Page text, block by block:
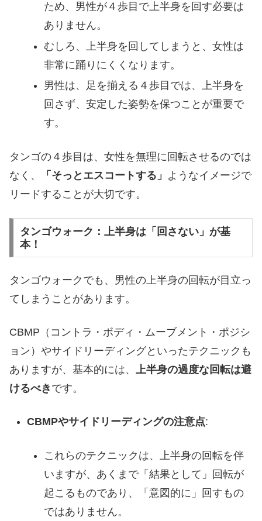
ため、男性が４歩目で上半身を回す必要は
ありません。
むしろ、上半身を回してしまうと、女性は
非常に踊りにくくなります。
男性は、足を揃える４歩目では、上半身を
回さず、安定した姿勢を保つことが重要で
す。
タンゴの４歩目は、女性を無理に回転させるのでは
なく、
「そっとエスコートする」 ようなイメージで
リードすることが大切です。
タンゴウォーク：上半身は「回さない」が基
本！
タンゴウォークでも、男性の上半身の回転が目立っ
てしまうことがあります。
CBMP（コントラ・ボディ・ムーブメント・ポジシ
ョン）やサイドリーディングといったテクニックも
ありますが、基本的には、 上半身の過度な回転は避
けるべき です。
CBMPやサイドリーディングの注意点:
これらのテクニックは、上半身の回転を伴
いますが、あくまで「結果として」回転が
起こるものであり、「意図的に」回すもの
ではありません。